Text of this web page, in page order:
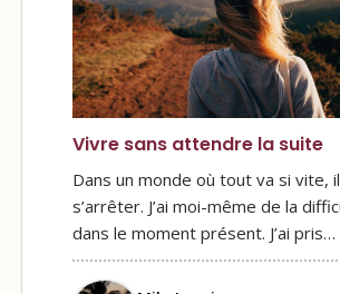
Vivre sans attendre la suite
Dans un monde où tout va si vite,
s’arrêter. J’ai moi-même de la
dans le moment présent. J’ai pris…